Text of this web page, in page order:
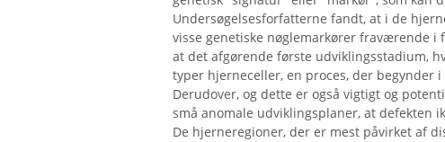
Undersøgelsesforfatterne fandt, at i de
visse genetiske nøglemarkører fraværende i
at det afgørende første udviklingsstadium,
typer hjerneceller, en proces, der begynder
Derudover, og dette er også vigtigt og
små anomale udviklingsplaner, at defekten
De hjerneregioner, der er mest påvirket af